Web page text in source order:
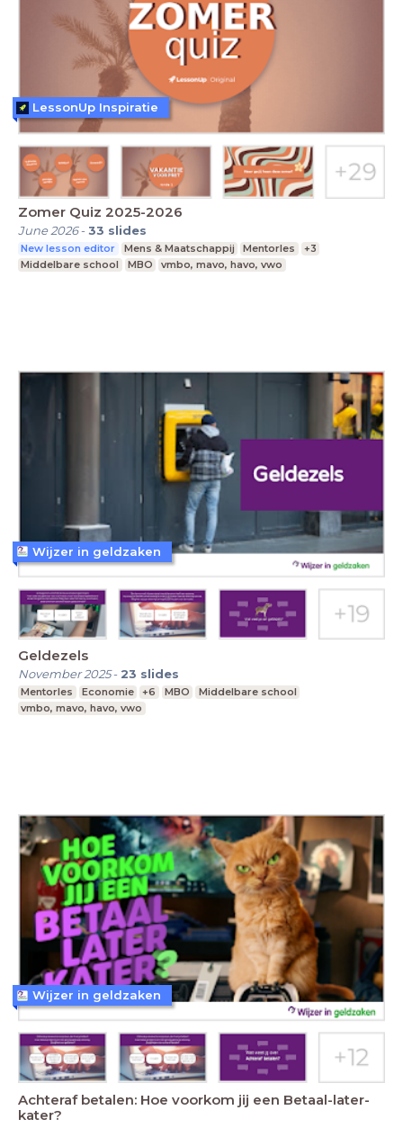
Zomer Quiz 2025-2026
June 2026-33 slides
New lesson editor Mens & Maatschappij Mentorles
+3
Middelbare school
MBO vmbo, mavo, havo, vwo
LessonUp Inspiratie
Geldezels
November 2025- 23 slides
Mentorles Economie +6 MBO
Middelbare school
vmbo, mavo, havo, vwo
Wijzer in geldzaken
Achteraf betalen: Hoe voorkom jij een Betaal-later-
kater?
Wijzer in geldzaken